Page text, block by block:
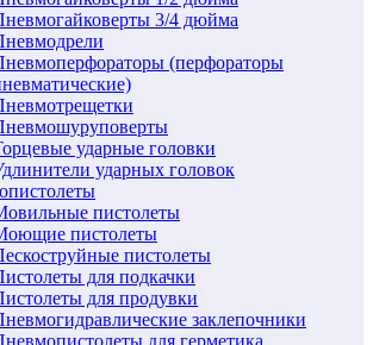
3/4 дюйма
(перфораторы
ударные головки
ударных головок
пистолеты
пистолеты
пистолеты
для подкачки
для продувки
заклепочники
для герметика